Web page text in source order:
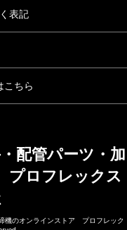
表記
こちら
配管パーツ・加
ロフレックス
機のオンラインストア プロフレック